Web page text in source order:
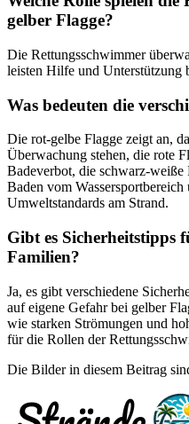
gelber Flagge?
Die Rettungsschwimmer
leisten Hilfe und Unterstützung
Was bedeuten die
Die rot-gelbe Flagge zeigt an,
Überwachung stehen, die rote
Badeverbot, die schwarz-
Baden vom
Umweltstandards am Strand.
Gibt es Sicherheitstipps
Familien?
Ja, es gibt verschiedene
auf eigene Gefahr bei gelber
wie starken Strömungen und
für die Rollen der
Die Bilder in diesem Beitrag